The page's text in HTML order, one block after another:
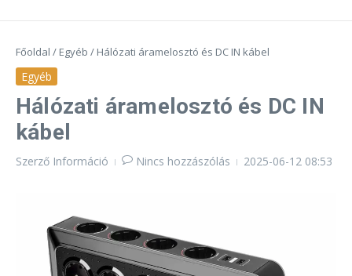
Főoldal / Egyéb / Hálózati áramelosztó és DC IN kábel
Egyéb
Hálózati áramelosztó és DC IN
kábel
Szerző Információ Nincs hozzászólás 2025-06-12 08:53